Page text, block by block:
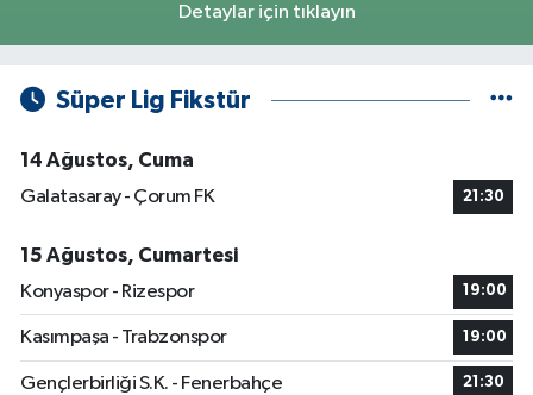
Detaylar için tıklayın
Süper Lig Fikstür
14 Ağustos, Cuma
Galatasaray - Çorum FK
21:30
15 Ağustos, Cumartesi
Konyaspor - Rizespor
19:00
Kasımpaşa - Trabzonspor 19:00
Gençlerbirliği S.K. - Fenerbahçe 21:30